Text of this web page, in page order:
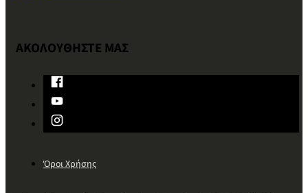
ΑΚΟΛΟΥΘΗΣΤΕ ΜΑΣ
Όροι Χρήσης